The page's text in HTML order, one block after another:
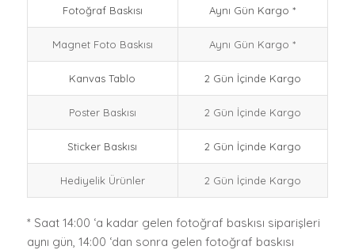
Fotoğraf Baskısı Aynı Gün Kargo *
Magnet Foto Baskısı Aynı Gün Kargo *
Kanvas Tablo 2 Gün İçinde Kargo
Poster Baskısı 2 Gün İçinde Kargo
Sticker Baskısı 2 Gün İçinde Kargo
Hediyelik Ürünler 2 Gün İçinde Kargo
* Saat 14:00 ‘a kadar gelen fotoğraf baskısı siparişleri
aynı gün, 14:00 ‘dan sonra gelen fotoğraf baskısı